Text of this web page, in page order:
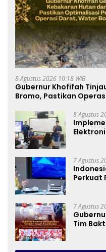
8 Agustus 2026 10:18 WIB
Gubernur Khofifah
Bromo, Pastikan
8 Agustus
7 Agustus
Perkuat
7 Agustus
Tim